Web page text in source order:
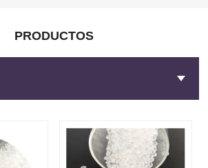
PRODUCTOS